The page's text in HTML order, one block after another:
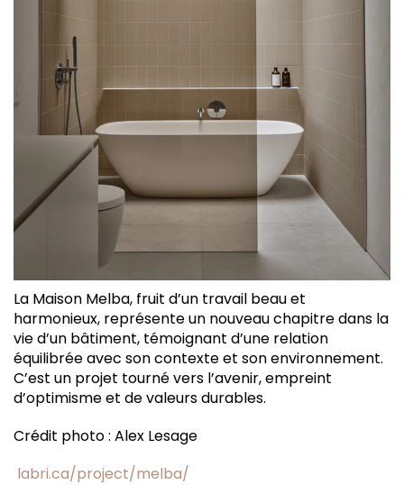
La Maison Melba, fruit d’un travail beau et
harmonieux, représente un nouveau chapitre dans la
vie d’un bâtiment, témoignant d’une relation
équilibrée avec son contexte et son environnement.
C’est un projet tourné vers l’avenir, empreint
d’optimisme et de valeurs durables.
Crédit photo : Alex Lesage
labri.ca/project/melba/